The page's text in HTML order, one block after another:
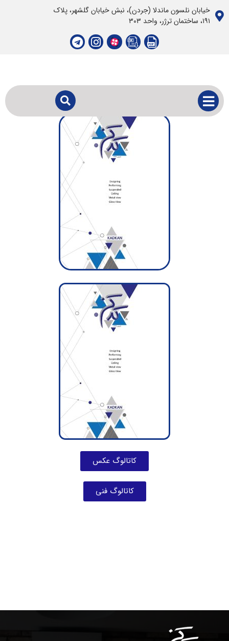
خیابان نلسون ماندلا (جردن)، نبش خیابان گلشهر، پلاک
١٩١، ساختمان ترژر، واحد ٣٠٣
کاتالوگ عکس
کاتالوگ فنی